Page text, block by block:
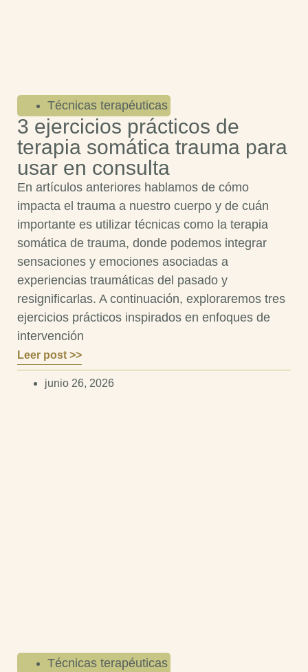
Técnicas terapéuticas
3 ejercicios prácticos de
terapia somática trauma para
usar en consulta
En artículos anteriores hablamos de cómo
impacta el trauma a nuestro cuerpo y de cuán
importante es utilizar técnicas como la terapia
somática de trauma, donde podemos integrar
sensaciones y emociones asociadas a
experiencias traumáticas del pasado y
resignificarlas. A continuación, exploraremos tres
ejercicios prácticos inspirados en enfoques de
intervención
Leer post >>
junio 26, 2026
Técnicas terapéuticas